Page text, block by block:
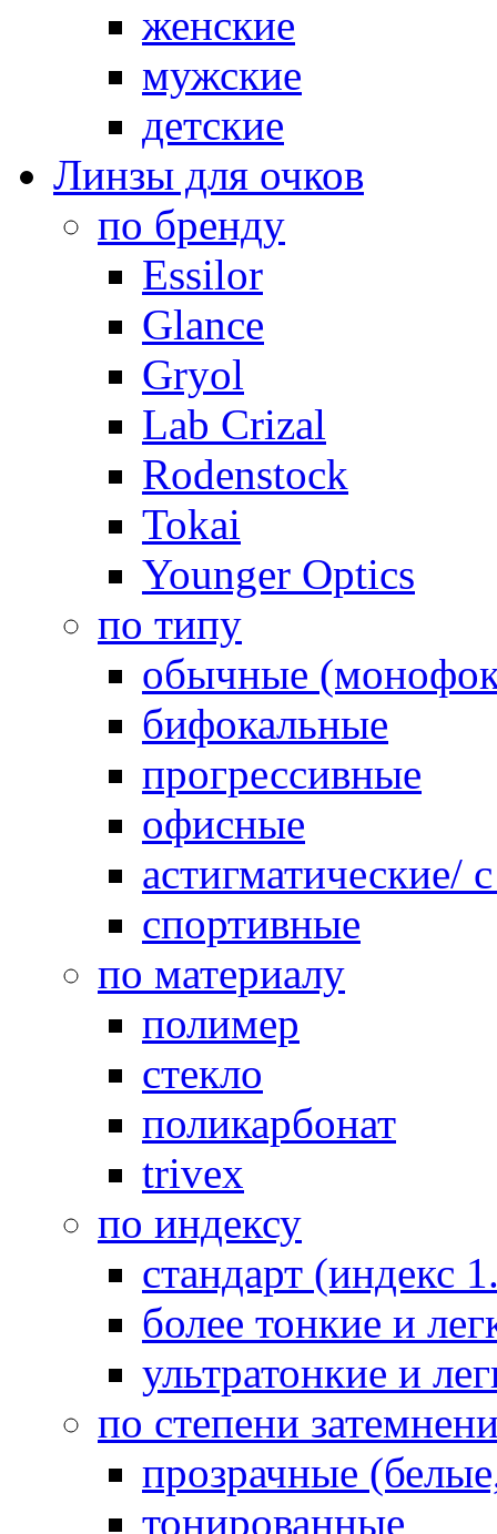
женские
мужские
детские
Линзы для очков
по бренду
Essilor
Glance
Gryol
Lab Crizal
Rodenstock
Tokai
Younger Optics
по типу
обычные
бифокальные
прогрессивные
офисные
астигматические/
спортивные
по материалу
полимер
стекло
поликарбонат
trivex
по индексу
стандарт (индекс
более тонкие и
ультратонкие и
по степени
прозрачные
тонированные